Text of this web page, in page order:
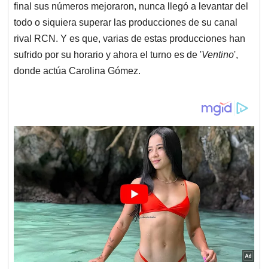
final sus números mejoraron, nunca llegó a levantar del
todo o siquiera superar las producciones de su canal
rival RCN. Y es que, varias de estas producciones han
sufrido por su horario y ahora el turno es de 'Ventino',
donde actúa Carolina Gómez.